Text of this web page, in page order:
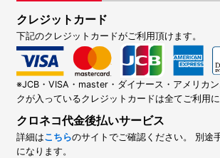
クレジットカード
下記のクレジットカードがご利用頂けます。
※JCB・VISA・master・ダイナース・アメリカ
クが入っているクレジットカードは全てご利用に
クロネコ代金後払いサービス
詳細はこちらのサイトでご確認ください。 別途
になります。